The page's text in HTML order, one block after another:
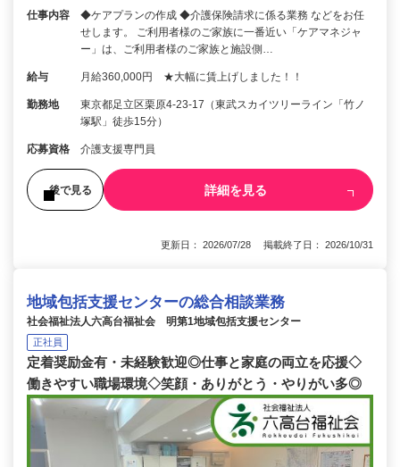
仕事内容
◆ケアプランの作成 ◆介護保険請求に係る業務 などをお任
せします。 ご利用者様のご家族に一番近い「ケアマネジャ
ー」は、ご利用者様のご家族と施設側…
給与 月給360,000円 ★大幅に賃上げしました！！
勤務地
東京都足立区栗原4-23-17（東武スカイツリーライン「竹ノ
塚駅」徒歩15分）
応募資格 介護支援専門員
後で見る 詳細を見る
更新日： 2026/07/28 掲載終了日： 2026/10/31
地域包括支援センターの総合相談業務
社会福祉法人六高台福祉会 明第1地域包括支援センター
正社員
定着奨励金有・未経験歓迎◎仕事と家庭の両立を応援◇
働きやすい職場環境◇笑顔・ありがとう・やりがい多◎